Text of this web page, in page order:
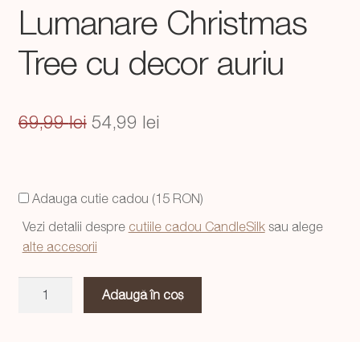
Lumanare Christmas
Tree cu decor auriu
69,99lei Prețul
fost:
69,99 lei.
54,99 lei
54,99 lei.
Adauga cutie cadou (15 RON)
Vezi detalii despre cutiile cadou CandleSilksau alege
alte accesorii
Adaugă în coș